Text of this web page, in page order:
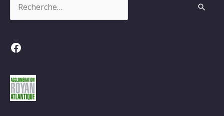
Facebook